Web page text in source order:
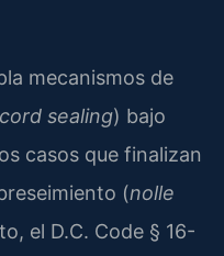
mecanismos de
sealing) bajo
casos que finalizan
(nolle
el D.C. Code § 16-